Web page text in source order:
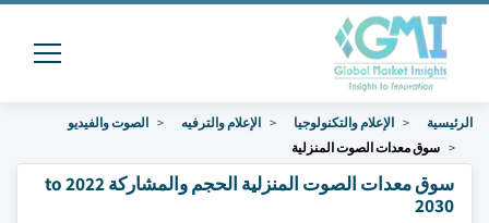
الرئيسية الإعلام والتكنولوجيا الإعلام والترفيه
الصوت والفيديو
سوق معدات الصوت المنزلية
سوق معدات الصوت المنزلية الحجم والمشاركة 2022 to
2030